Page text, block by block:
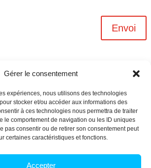
Gérer le consentement
expériences, nous utilisons des technologies
stocker et/ou accéder aux informations des
à ces technologies nous permettra de traiter
le comportement de navigation ou les ID uniques
pas consentir ou de retirer son consentement peut
certaines caractéristiques et fonctions.
Accepter
Envoi
Archives n-6